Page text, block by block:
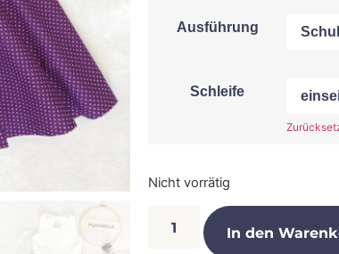
Ausführung
Schleife
Nicht vorrätig
In den